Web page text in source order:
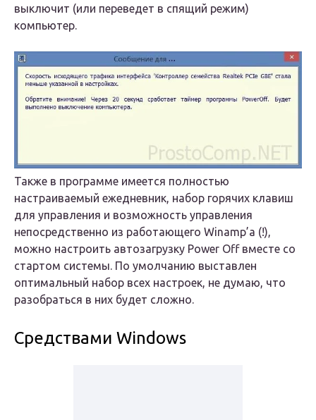
выключит (или переведет в спящий режим)
компьютер.
Также в программе имеется полностью
настраиваемый ежедневник, набор горячих клавиш
для управления и возможность управления
непосредственно из работающего Winamp’a (!),
можно настроить автозагрузку Power Off вместе со
стартом системы. По умолчанию выставлен
оптимальный набор всех настроек, не думаю, что
разобраться в них будет сложно.
Средствами Windows